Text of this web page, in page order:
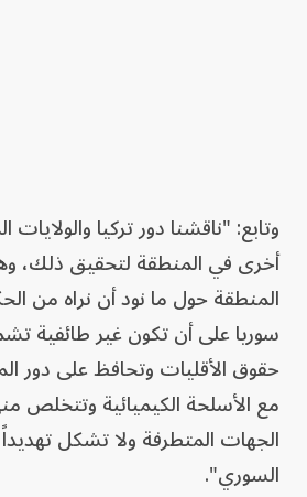
وتابع: "ناقشنا دور تركيا
أخرى في المنطقة لتحقيق ذلك،
المنطقة حول ما نود أن نراه من
سوريا على أن تكون غير طائفية
حقوق الأقليات وتحافظ على دور
مع الأسلحة الكيميائية وتتخلص
الجهات المتطرفة ولا تشكل
السوري".